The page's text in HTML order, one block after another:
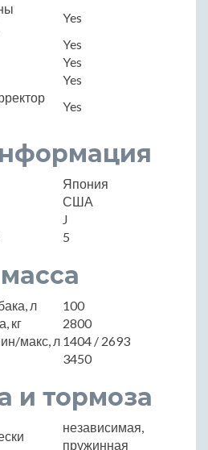
Yes
Yes
Yes
Yes
Yes
Япония
США
J
5
л
100
кг
2800
макс, л 1404 / 2693
3450
и тормоза
независимая,
пружинная